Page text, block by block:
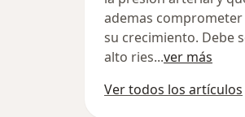
ademas
su crecimiento. Debe
alto ries...ver más
Ver todos los artículos